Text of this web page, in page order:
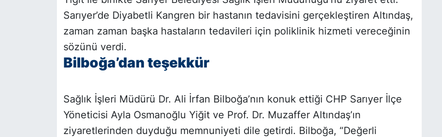
Sarıyer’de Diyabetli Kangren bir hastanın tedavisini gerçekleştiren Altındaş,
zaman zaman başka hastaların tedavileri için poliklinik hizmeti vereceğinin
sözünü verdi.
Bilboğa’dan teşekkür
Sağlık İşleri Müdürü Dr. Ali İrfan Bilboğa’nın konuk ettiği CHP Sarıyer İlçe
Yöneticisi Ayla Osmanoğlu Yiğit ve Prof. Dr. Muzaffer Altındaş’ın
ziyaretlerinden duyduğu memnuniyeti dile getirdi. Bilboğa, “Değerli
TEKNOLOJİ
TÜRKİYE VE DÜNYA GÜNDEMİ
VİDEO GALERİ